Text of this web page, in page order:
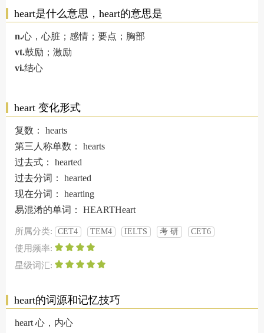
heart是什么意思，heart的意思是
n.心，心脏；感情；要点；胸部
vt.鼓励；激励
vi.结心
heart 变化形式
复数： hearts
第三人称单数： hearts
过去式： hearted
过去分词： hearted
现在分词： hearting
易混淆的单词： HEARTHeart
所属分类: CET4 TEM4 IELTS 考 研 CET6
使用频率:
星级词汇:
heart的词源和记忆技巧
heart 心，内心